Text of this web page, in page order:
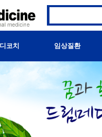
코치 임상질환